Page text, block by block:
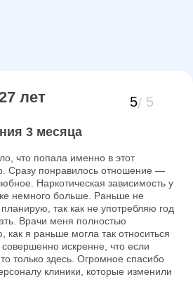
лет 5 5
3 месяца
что попала именно в этот
Сразу понравилось отношение —
Наркотическая зависимость у
немного больше. Раньше не
так как не употребляю год
Врачи меня полностью
я раньше могла так относиться
искренне, что если
только здесь. Огромное спасибо
клиники, которые изменили